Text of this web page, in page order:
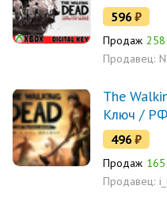
596₽
Продаж 258
Продавец:
The
Ключ /
496₽
Продаж 165
Продавец: